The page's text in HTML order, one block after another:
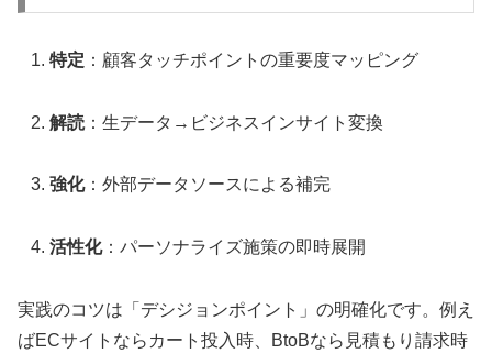
特定 ：顧客タッチポイントの重要度マッピング
解読：生データ→ビジネスインサイト変換
強化：外部データソースによる補完
活性化：パーソナライズ施策の即時展開
実践のコツは「デシジョンポイント」の明確化です。例え
ばECサイトならカート投入時、BtoBなら見積もり請求時